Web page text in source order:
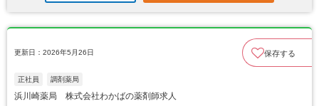
更新日：2026年5月26日 保存する
正社員 調剤薬局
浜川崎薬局 株式会社わかばの薬剤師求人